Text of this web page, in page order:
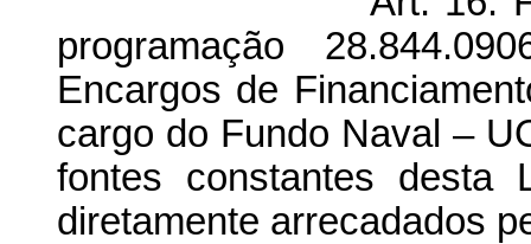
programação
Encargos de
cargo do Fundo Naval –
fontes constantes desta
diretamente arrecadados